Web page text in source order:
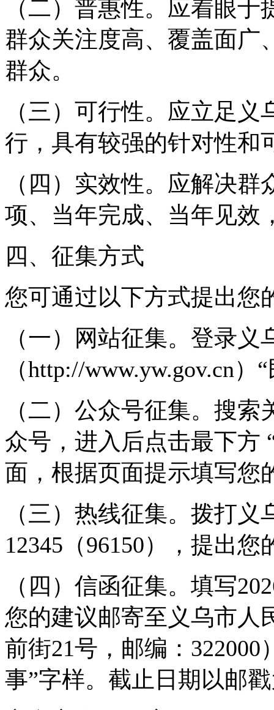
（二）普惠性。应着眼
群众关注度高、覆盖面广
群众。
（三）可行性。应立足
行，具有较强的针对性和
（四）实效性。应解决
项、当年完成、当年见效
四、征集方式
您可通过以下方式提出您
（一）网站征集。登录
（http://www.yw.gov.cn
（二）公众号征集。搜
众号，进入后点击最下方
面，根据页面提示填写您
（三）热线征集。拨打
12345（96150），提出您
（四）信函征集。填写
您的建议邮寄至义乌市人
前街21号，邮编：
事”字样。截止日期以邮